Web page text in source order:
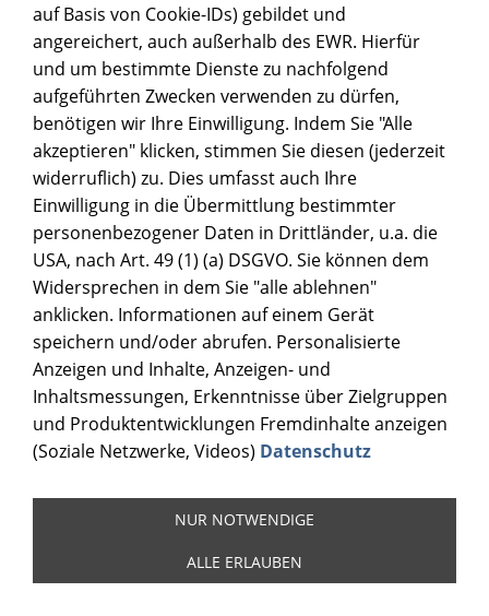
SUBLIAMTIONSARTIKEL
auf Basis von Cookie-IDs) gebildet und
angereichert, auch außerhalb des EWR. Hierfür
und um bestimmte Dienste zu nachfolgend
aufgeführten Zwecken verwenden zu dürfen,
benötigen wir Ihre Einwilligung. Indem Sie "Alle
akzeptieren" klicken, stimmen Sie diesen (jederzeit
widerruflich) zu. Dies umfasst auch Ihre
Einwilligung in die Übermittlung bestimmter
personenbezogener Daten in Drittländer, u.a. die
USA, nach Art. 49 (1) (a) DSGVO. Sie können dem
Widersprechen in dem Sie "alle ablehnen"
anklicken. Informationen auf einem Gerät
speichern und/oder abrufen. Personalisierte
Anzeigen und Inhalte, Anzeigen- und
Inhaltsmessungen, Erkenntnisse über Zielgruppen
und Produktentwicklungen Fremdinhalte anzeigen
(Soziale Netzwerke, Videos) Datenschutz
NUR NOTWENDIGE
ALLE ERLAUBEN